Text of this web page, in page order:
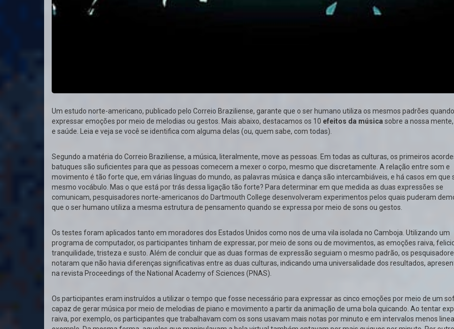
Um estudo norte-americano, publicado pelo Correio Braziliense, garante que o ser humano utiliza os mesmos padrões
expressar emoções por meio de melodias ou gestos. Mais abaixo, destacamos os 10 efeitos da música sobre a nossa
e saúde. Leia e veja se você se identifica com alguma delas (ou, quem sabe, com todas).
Segundo a matéria do Correio Braziliense, a música, literalmente, move as pessoas. Em todas as culturas, os primeiros
batuques são suficientes para que as pessoas comecem a mexer o corpo, mesmo que discretamente. A relação entre som e
movimento é tão forte que, em várias línguas do mundo, as palavras música e dança são intercambiáveis, e há casos em que
mesmo vocábulo. Mas o que está por trás dessa ligação tão forte? Para determinar em que medida as duas expressões se
comunicam, pesquisadores norte-americanos do Dartmouth College desenvolveram experimentos pelos quais puderam
que o ser humano utiliza a mesma estrutura de pensamento quando se expressa por meio de sons ou gestos.
Os testes foram aplicados tanto em moradores dos Estados Unidos como nos de uma vila isolada no Camboja. Utilizando um
programa de computador, os participantes tinham de expressar, por meio de sons ou de movimentos, as emoções raiva,
tranquilidade, tristeza e susto. Além de concluir que as duas formas de expressão seguiam o mesmo padrão, os
notaram que não havia diferenças significativas entre as duas culturas, indicando uma universalidade dos resultados,
na revista Proceedings of the National Academy of Sciences (PNAS).
Os participantes eram instruídos a utilizar o tempo que fosse necessário para expressar as cinco emoções por meio de um
capaz de gerar música por meio de melodias de piano e movimento a partir da animação de uma bola quicando. Ao tentar
raiva, por exemplo, os participantes que trabalhavam com os sons usavam mais notas por minuto e em intervalos menos